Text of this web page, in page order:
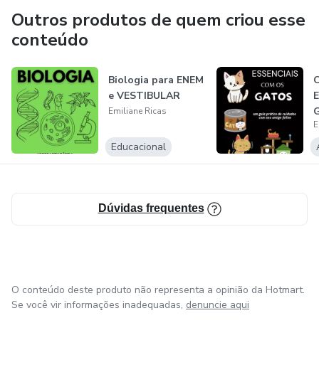
Outros produtos de quem criou esse
conteúdo
Biologia para ENEM
e VESTIBULAR
Emiliane Ricas
Educacional
Dúvidas frequentes
O conteúdo deste produto não representa a opinião da Hotmart.
Se você vir informações inadequadas, denuncie aqui